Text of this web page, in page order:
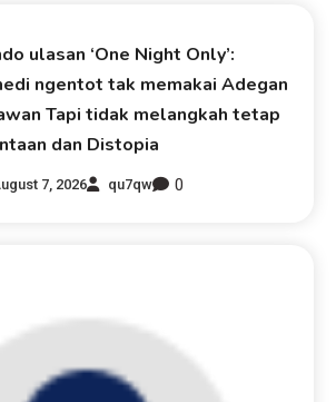
ulasan ‘One Night Only’:
ngentot tak memakai Adegan
Tapi tidak melangkah tetap
dan Distopia
7, 2026 qu7qw 0